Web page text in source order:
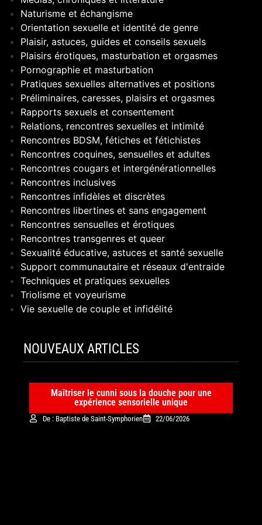
Naturisme et échangisme
Orientation sexuelle et identité de genre
Plaisir, astuces, guides et conseils sexuels
Plaisirs érotiques, masturbation et orgasmes
Pornographie et masturbation
Pratiques sexuelles alternatives et positions
Préliminaires, caresses, plaisirs et orgasmes
Rapports sexuels et consentement
Relations, rencontres sexuelles et intimité
Rencontres BDSM, fétiches et fétichistes
Rencontres coquines, sensuelles et adultes
Rencontres cougars et intergénérationnelles
Rencontres inclusives
Rencontres infidèles et discrètes
Rencontres libertines et sans engagement
Rencontres sensuelles et érotiques
Rencontres transgenres et queer
Sexualité éducative, astuces et santé sexuelle
Support communautaire et réseaux d'entraide
Techniques et pratiques sexuelles
Triolisme et voyeurisme
Vie sexuelle de couple et infidélité
NOUVEAUX ARTICLES
Maîtriser le cunni sous la douche pour une
expérience sensorielle unique
De : Baptiste de Saint-Symphorien 22/06/2026